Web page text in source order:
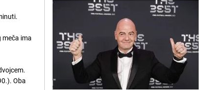
meča ima
Oba